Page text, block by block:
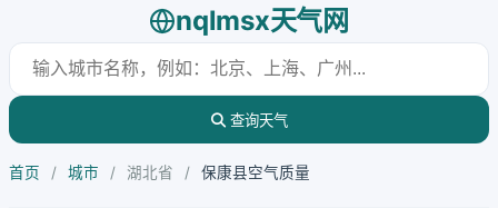
nqlmsx天气网
查询天气
首页 / 城市 / 湖北省 / 保康县空气质量